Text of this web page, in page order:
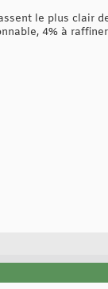
le plus clair
4% à